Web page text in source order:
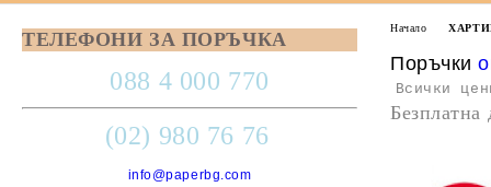
ТЕЛЕФОНИ ЗА ПОРЪЧКА
088 4 000 770
(02) 980 76 76
info@paperbg.com
Начало
Поръчки
Всички
Безплатна